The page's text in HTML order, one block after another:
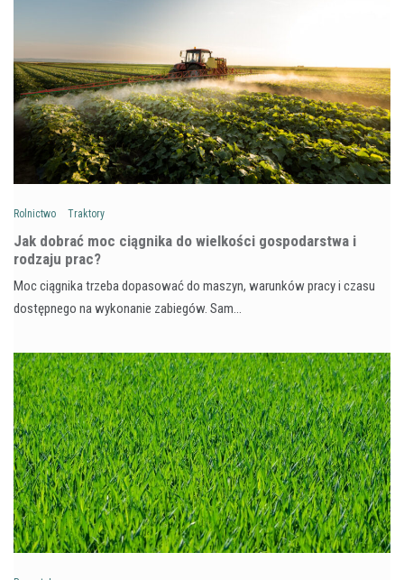
Rolnictwo Traktory
Jak dobrać moc ciągnika do wielkości gospodarstwa i
rodzaju prac?
Moc ciągnika trzeba dopasować do maszyn, warunków pracy i czasu
dostępnego na wykonanie zabiegów. Sam…